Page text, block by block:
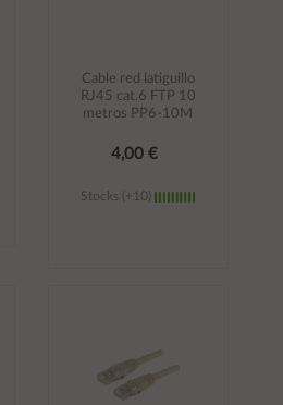
Cable red latiguillo
RJ45 cat.6 FTP 10
metros PP6-10M
4,00 €
Stocks (+10)